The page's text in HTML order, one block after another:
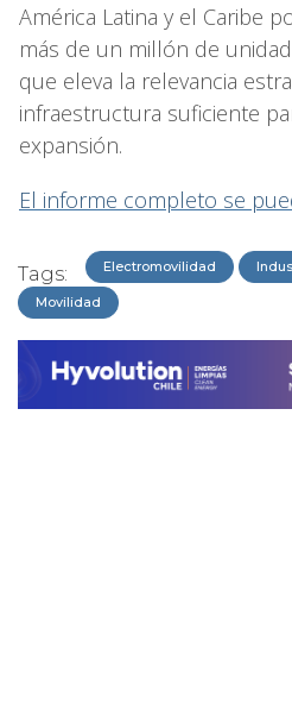
América Latina y el Caribe
más de un millón de
que eleva la relevancia
infraestructura suficiente
expansión.
El informe completo se
Tags: Electromovilidad
Movilidad